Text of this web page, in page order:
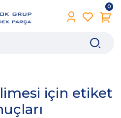
0
için etiket